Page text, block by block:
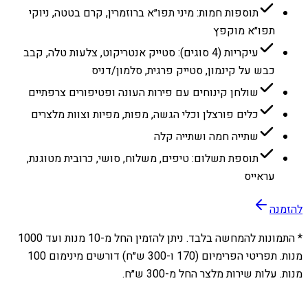
תוספות חמות: מיני תפו״א ברוזמרין, קרם בטטה, ניוקי
תפו״א מוקפץ
עיקריות (4 סוגים): סטייק אנטריקוט, צלעות טלה, קבב
כבש על קינמון, סטייק פרגית, סלמון/דניס
שולחן קינוחים עם פירות העונה ופטיפורים צרפתיים
כלים פורצלן וכלי הגשה, מפות, מפיות וצוות מלצרים
שתייה חמה ושתייה קלה
תוספת תשלום: טיפים, משלוח, סושי, כרובית מטוגנת,
עראייס
להזמנה
* התמונות להמחשה בלבד. ניתן להזמין החל מ-10 מנות ועד 1000
מנות. תפריטי הפרימיום (170 ו-300 ש״ח) דורשים מינימום 100
מנות. עלות שירות מלצר החל מ-300 ש״ח.